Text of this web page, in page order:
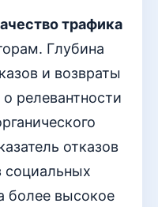
трафика
Глубина
и возвраты
релевантности
отказов
социальных
более высокое